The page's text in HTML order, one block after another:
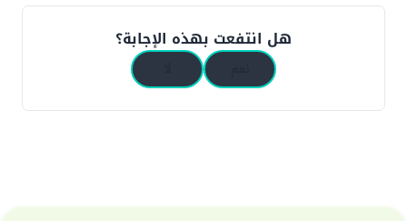
هل انتفعت بهذه الإجابة؟